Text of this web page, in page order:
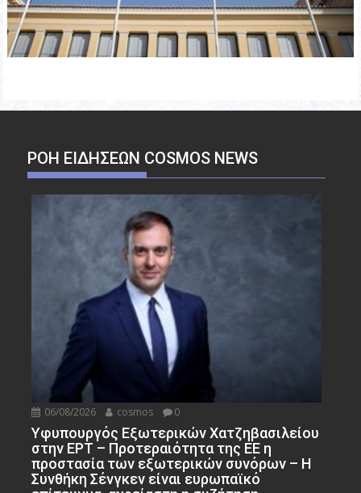
ΡΟΉ ΕΙΔΉΣΕΩΝ COSMOS NEWS
06/08/2026 cosmos 0
Υφυπουργός Εξωτερικών Χατζηβασιλείου
στην ΕΡΤ – Προτεραιότητα της ΕΕ η
προστασία των εξωτερικών συνόρων – Η
Συνθήκη Σένγκεν είναι ευρωπαϊκό